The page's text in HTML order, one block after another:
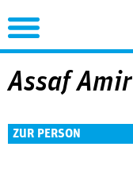
Assaf Amir
ZUR PERSON